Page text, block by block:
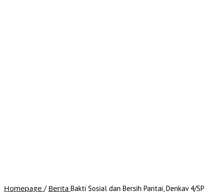
Homepage / Berita Bakti Sosial dan Bersih Pantai, Denkav 4/SP